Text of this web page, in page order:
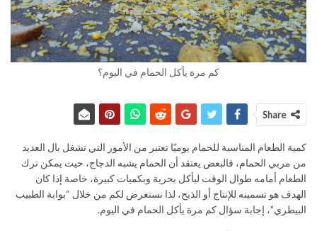
كم مرة يأكل الحمام في اليوم؟
Share
كمية الطعام المناسبة للحمام يوميًا تعتبر من الأمور التي تشغل بال العديد
من مربي الحمام، فالبعض يعتقد أن الحمام يشبه الدجاج، حيث يمكن ترك
الطعام أمامه طوال الوقت ليأكل بحرية وبكميات كبيرة، خاصة إذا كان
الهدف هو تسمينه للإنتاج أو الذبح، لذا نستعرض لكم من خلال “بوابة الطبيب
البيطري”، إجابة سؤال كم مرة يأكل الحمام في اليوم.